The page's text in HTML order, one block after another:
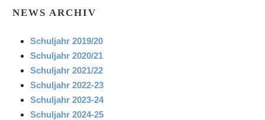
NEWS ARCHIV
Schuljahr 2019/20
Schuljahr 2020/21
Schuljahr 2021/22
Schuljahr 2022-23
Schuljahr 2023-24
Schuljahr 2024-25